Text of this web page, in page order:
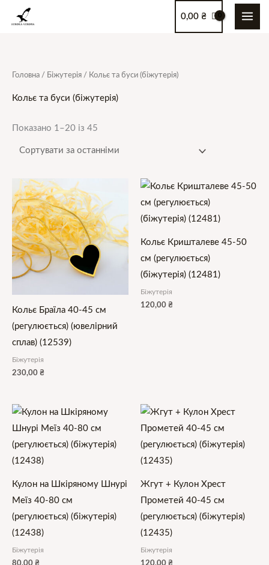
Перейти
0,00 ₴
Головна / Біжутерія / Кольє та буси (біжутерія)
Кольє та буси (біжутерія)
Показано 1–20 із 45
Сортовано
за
Кольє Браїла 40-45 см
(регулюється) (ювелірний
сплав) (12539)
Біжутерія
230,00 ₴
Кольє Кришталеве 45-50
см (регулюється)
(біжутерія) (12481)
Біжутерія
120,00 ₴
Кулон на Шкіряному Шнурі
Меїз 40-80 см
(регулюється) (біжутерія)
(12438)
Біжутерія
Жгут + Кулон Хрест
Прометей 40-45 см
(регулюється) (біжутерія)
(12435)
Біжутерія